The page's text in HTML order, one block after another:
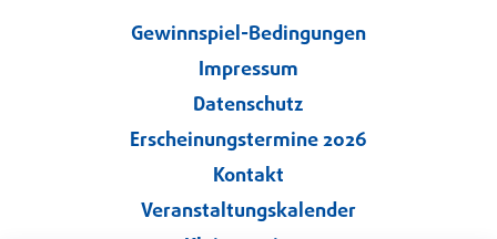
Gewinnspiel-Bedingungen
Impressum
Datenschutz
Erscheinungstermine 2026
Kontakt
Veranstaltungskalender